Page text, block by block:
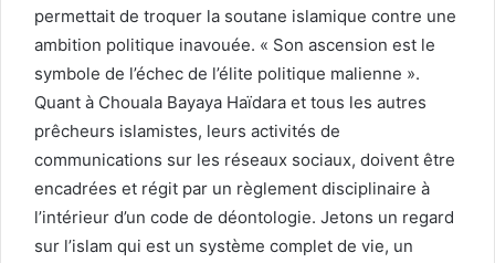
permettait de troquer la soutane islamique contre une
ambition politique inavouée. « Son ascension est le
symbole de l’échec de l’élite politique malienne ».
Quant à Chouala Bayaya Haïdara et tous les autres
prêcheurs islamistes, leurs activités de
communications sur les réseaux sociaux, doivent être
encadrées et régit par un règlement disciplinaire à
l’intérieur d’un code de déontologie. Jetons un regard
sur l’islam qui est un système complet de vie, un